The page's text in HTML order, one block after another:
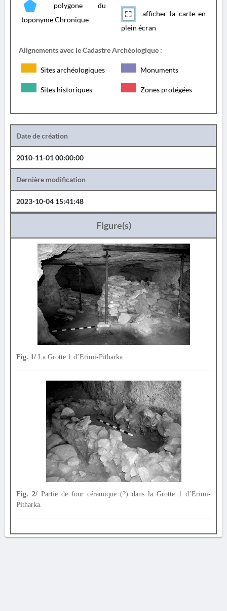
polygone du
toponyme Chronique
afficher la carte en
plein écran
Alignements avec le Cadastre Archéologique :
Sites archéologiques Monuments
Sites historiques Zones protégées
Date de création
2010-11-01 00:00:00
Dernière modification
2023-10-04 15:41:48
Figure(s)
Fig. 1/ La Grotte 1 d’Erimi-Pitharka.
Fig. 2/ Partie de four céramique (?) dans la Grotte 1 d’Erimi-
Pitharka.